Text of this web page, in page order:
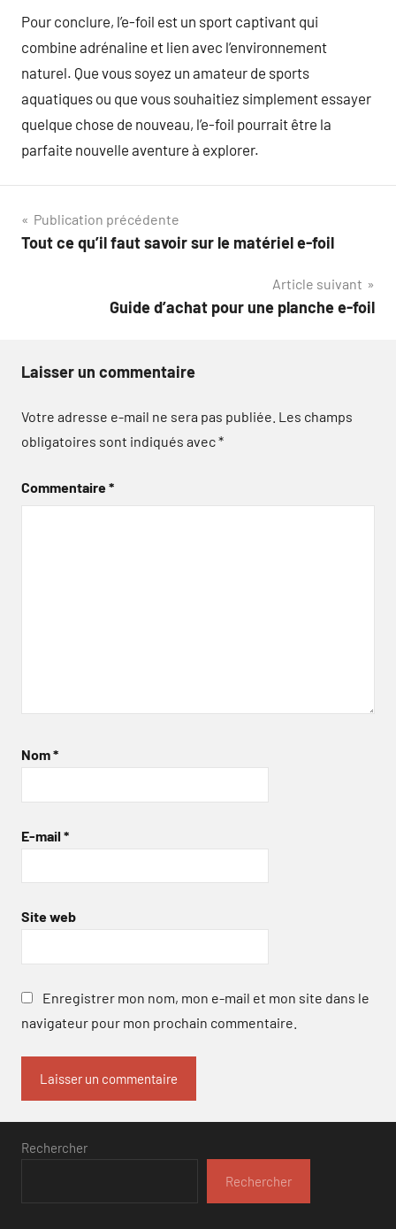
Pour conclure, l’e-foil est un sport captivant qui
combine adrénaline et lien avec l’environnement
naturel. Que vous soyez un amateur de sports
aquatiques ou que vous souhaitiez simplement essayer
quelque chose de nouveau, l’e-foil pourrait être la
parfaite nouvelle aventure à explorer.
Navigation
de
Publication précédente
Tout ce qu’il faut savoir sur le matériel e-foil
Article suivant
Guide d’achat pour une planche e-foil
Laisser un commentaire
Votre adresse e-mail ne sera pas publiée. Les champs
obligatoires sont indiqués avec*
Commentaire*
Nom*
E-mail *
Site web
Enregistrer mon nom, mon e-mail et mon site dans le
navigateur pour mon prochain commentaire.
Rechercher
Rechercher